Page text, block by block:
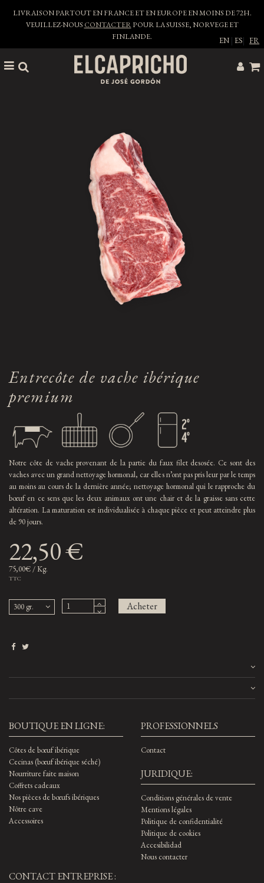
LIVRAISON PARTOUT EN FRANCE ET EN EUROPE EN MOINS DE 72H.
VEUILLEZ-NOUSCONTACTERPOUR LA SUISSE, NORVEGE ET
FINLANDE.
EN |ES| FR
Entrecôte de vache ibérique
premium
Notre côte de vache provenant de la partie du faux filet desosée. Ce sont des
vaches avec un grand nettoyage hormonal, car elles n’ont pas pris leur par le temps
au moins au cours de la dernière année; nettoyage hormonal qui le rapproche du
bœuf en ce sens que les deux animaux ont une chair et de la graisse sans cette
altération. La maturation est individualisée à chaque pièce et peut atteindre plus
de 90 jours.
22,50 €
75,00€ / Kg.
TTC
Acheter
BOUTIQUE EN LIGNE:
Côtes de bœuf ibérique
Cecinas (bœuf ibérique séché)
Nourriture faite maison
Coffrets cadeaux
Nos pièces de bœufs ibériques
Nôtre cave
Accessoires
PROFESSIONNELS
Contact
JURIDIQUE:
Conditions générales de vente
Mentions légales
Politique de confidentialité
Politique de cookies
Accesibilidad
Nous contacter
CONTACT ENTREPRISE :